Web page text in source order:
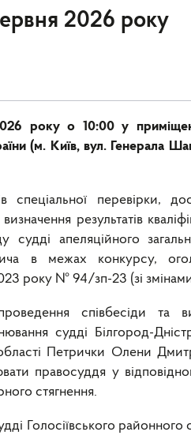
2026 року
року о 10:00 у
(м. Київ, вул. Генерала
спеціальної перевірки,
результатів
судді апеляційного
в межах конкурсу,
року № 94/зп-23 (зі
співбесіди та
судді Білгород-
Петрички Олени
правосуддя у
стягнення.
Голосіївського районного